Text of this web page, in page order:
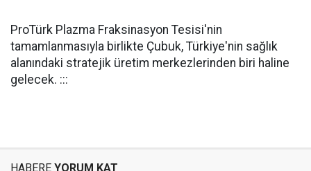
ProTürk Plazma Fraksinasyon Tesisi'nin
tamamlanmasıyla birlikte Çubuk, Türkiye'nin sağlık
alanındaki stratejik üretim merkezlerinden biri haline
gelecek. :::
HABERE YORUM KAT